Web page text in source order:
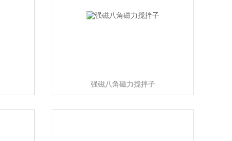
强磁八角磁力搅拌子